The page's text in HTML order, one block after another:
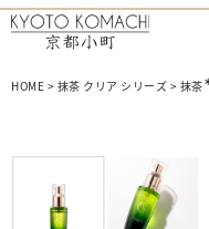
京都小
HOME > 抹茶 クリア シリーズ > 抹茶
本を肌で感じてほしい